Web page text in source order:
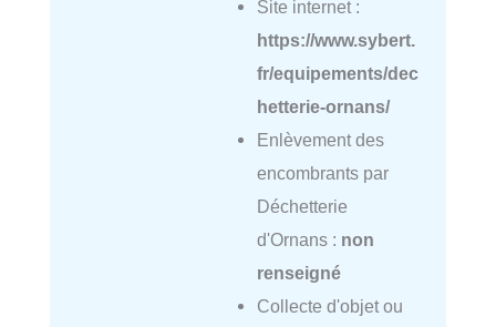
Site internet :
https://www.sybert.
fr/equipements/dec
hetterie-ornans/
Enlèvement des
encombrants par
Déchetterie
d'Ornans : non
renseigné
Collecte d'objet ou